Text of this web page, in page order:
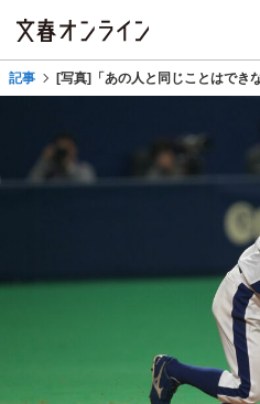
記事 [写真]「あの人と同じことはでき